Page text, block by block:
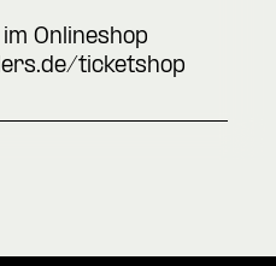
Onlineshop
ticketshop